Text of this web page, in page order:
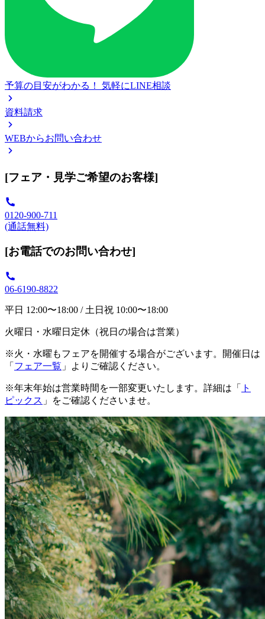
予算の目安がわかる！ 気軽にLINE相談
資料請求
WEBからお問い合わせ
[フェア・見学ご希望のお客様]
0120-900-711
(通話無料)
[お電話でのお問い合わせ]
06-6190-8822
平日 12:00〜18:00 / 土日祝 10:00〜18:00
火曜日・水曜日定休（祝日の場合は営業）
※火・水曜もフェアを開催する場合がございます。開催日は
「 フェア一覧 」よりご確認ください。
※年末年始は営業時間を一部変更いたします。詳細は「
ト
ピックス 」をご確認くださいませ。